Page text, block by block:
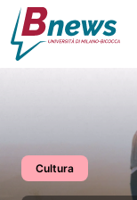
Cultura